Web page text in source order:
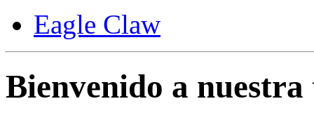
Eagle Claw
Bienvenido a